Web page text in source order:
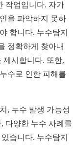
작업입니다. 자가
을 파악하지 못하
합니다. 누수탐지
정확하게 찾아내
제시합니다. 또한,
수로 인한 피해를
, 누수 발생 가능성
다양한 누수 사례를
습니다. 누수탐지